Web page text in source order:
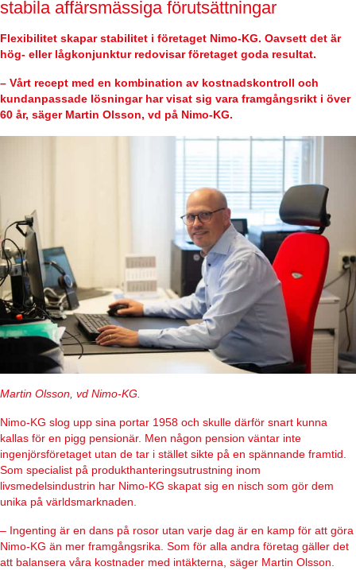
stabila affärsmässiga förutsättningar
Flexibilitet skapar stabilitet i företaget Nimo-KG. Oavsett det är
hög- eller lågkonjunktur redovisar företaget goda resultat.
– Vårt recept med en kombination av kostnadskontroll och
kundanpassade lösningar har visat sig vara framgångsrikt i över
60 år, säger Martin Olsson, vd på Nimo-KG.
Martin Olsson, vd Nimo-KG.
Nimo-KG slog upp sina portar 1958 och skulle därför snart kunna
kallas för en pigg pensionär. Men någon pension väntar inte
ingenjörsföretaget utan de tar i stället sikte på en spännande framtid.
Som specialist på produkthanteringsutrustning inom
livsmedelsindustrin har Nimo-KG skapat sig en nisch som gör dem
unika på världsmarknaden.
– Ingenting är en dans på rosor utan varje dag är en kamp för att göra
Nimo-KG än mer framgångsrika. Som för alla andra företag gäller det
att balansera våra kostnader med intäkterna, säger Martin Olsson.